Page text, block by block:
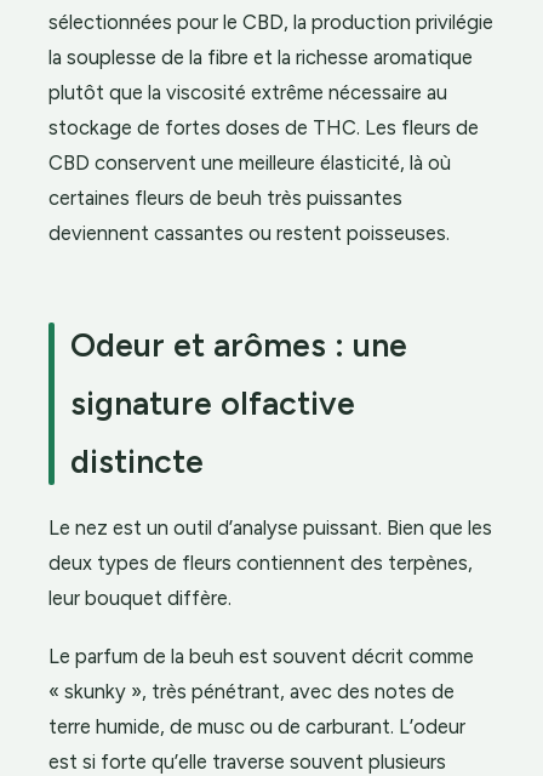
sélectionnées pour le CBD, la production privilégie
la souplesse de la fibre et la richesse aromatique
plutôt que la viscosité extrême nécessaire au
stockage de fortes doses de THC. Les fleurs de
CBD conservent une meilleure élasticité, là où
certaines fleurs de beuh très puissantes
deviennent cassantes ou restent poisseuses.
Odeur et arômes : une
signature olfactive
distincte
Le nez est un outil d’analyse puissant. Bien que les
deux types de fleurs contiennent des terpènes,
leur bouquet diffère.
Le parfum de la beuh est souvent décrit comme
« skunky », très pénétrant, avec des notes de
terre humide, de musc ou de carburant. L’odeur
est si forte qu’elle traverse souvent plusieurs